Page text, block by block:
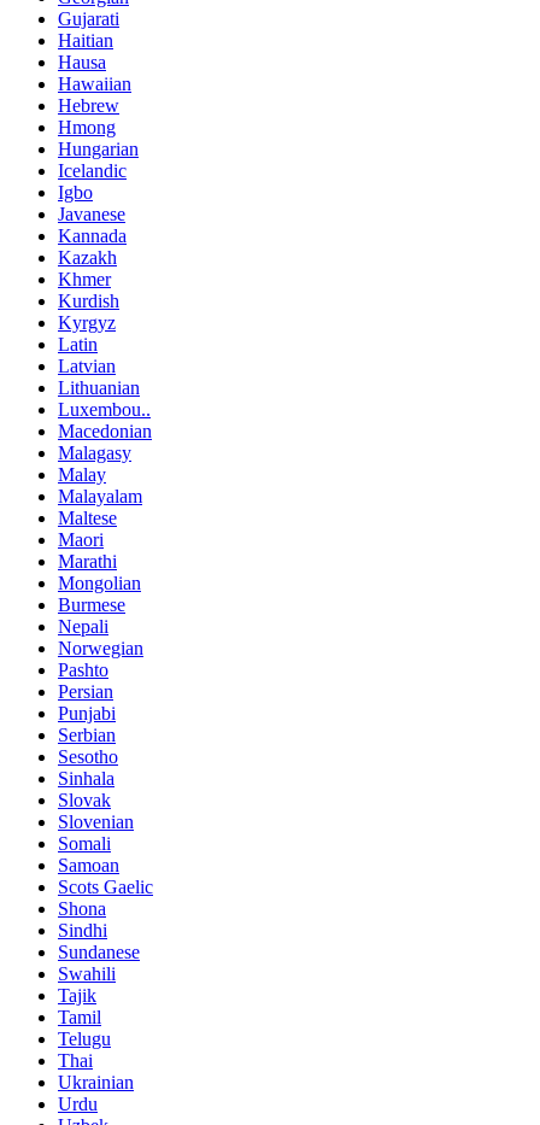
Gujarati
Haitian
Hausa
Hawaiian
Hebrew
Hmong
Hungarian
Icelandic
Igbo
Javanese
Kannada
Kazakh
Khmer
Kurdish
Kyrgyz
Latin
Latvian
Lithuanian
Luxembou..
Macedonian
Malagasy
Malay
Malayalam
Maltese
Maori
Marathi
Mongolian
Burmese
Nepali
Norwegian
Pashto
Persian
Punjabi
Serbian
Sesotho
Sinhala
Slovak
Slovenian
Somali
Samoan
Scots Gaelic
Shona
Sindhi
Sundanese
Swahili
Tajik
Tamil
Telugu
Thai
Ukrainian
Urdu